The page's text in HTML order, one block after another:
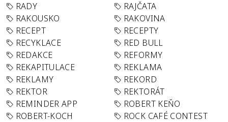
RADY
RAJČATA
RAKOUSKO
RAKOVINA
RECEPT
RECEPTY
RECYKLACE
RED BULL
REDAKCE
REFORMY
REKAPITULACE
REKLAMA
REKLAMY
REKORD
REKTOR
REKTORÁT
REMINDER APP
ROBERT KEŇO
ROBERT-KOCH
ROCK CAFÉ CONTEST